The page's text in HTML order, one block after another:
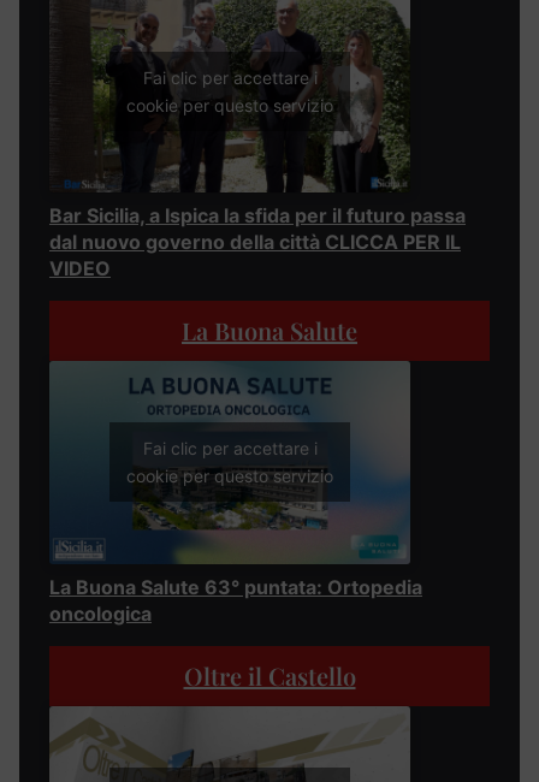
Fai clic per accettare i
cookie per questo servizio
Bar Sicilia, a Ispica la sfida per il futuro passa
dal nuovo governo della città CLICCA PER IL
VIDEO
La Buona Salute
Fai clic per accettare i
cookie per questo servizio
La Buona Salute 63° puntata: Ortopedia
oncologica
Oltre il Castello